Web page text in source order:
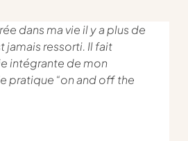
dans ma vie il y a plus de
jamais ressorti. Il fait
intégrante de mon
pratique “on and off the